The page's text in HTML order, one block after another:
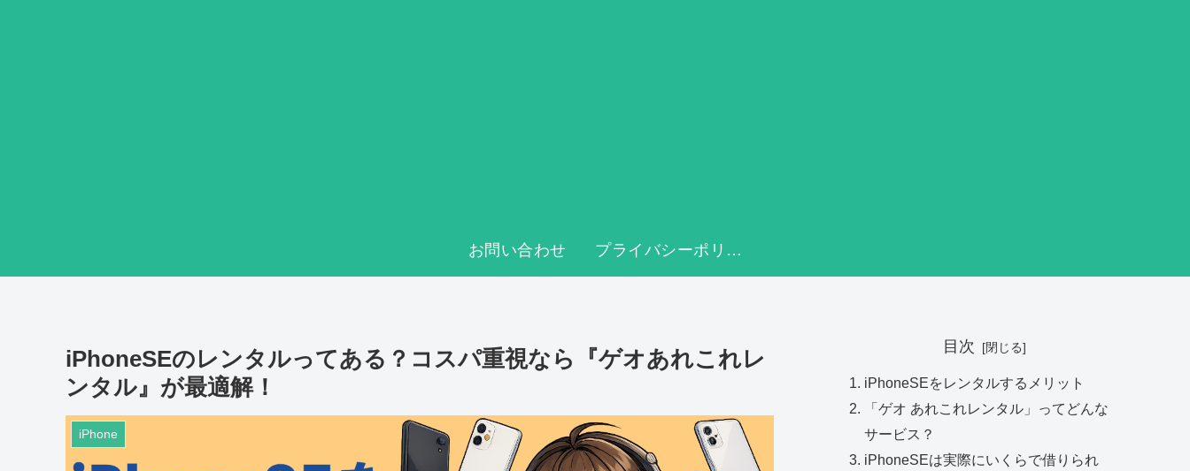
お問い合わせ プライバシーポリシーと免責事項
iPhoneSEのレンタルってある？コスパ重視なら『ゲオあれこれレ
ンタル』が最適解！
iPhone
目次
iPhoneSEをレンタルするメリット
「ゲオ あれこれレンタル」ってどんな
サービス？
iPhoneSEは実際にいくらで借りられ